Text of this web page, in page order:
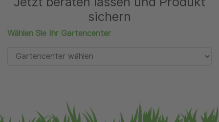
sichern
Wählen Sie Ihr Gartencenter